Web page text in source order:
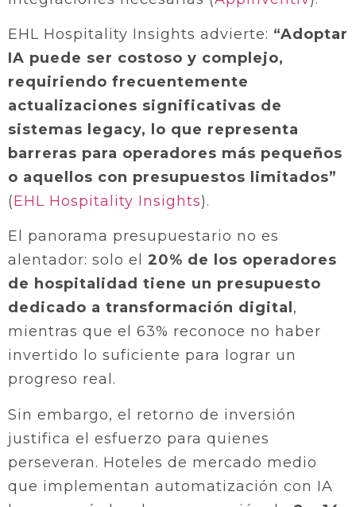
EHL Hospitality Insights advierte: “Adoptar
IA puede ser costoso y complejo,
requiriendo frecuentemente
actualizaciones significativas de
sistemas legacy, lo que representa
barreras para operadores más pequeños
o aquellos con presupuestos limitados”
(EHL Hospitality Insights).
El panorama presupuestario no es
alentador: solo el 20% de los operadores
de hospitalidad tiene un presupuesto
dedicado a transformación digital ,
mientras que el 63% reconoce no haber
invertido lo suficiente para lograr un
progreso real.
Sin embargo, el retorno de inversión
justifica el esfuerzo para quienes
perseveran. Hoteles de mercado medio
que implementan automatización con IA